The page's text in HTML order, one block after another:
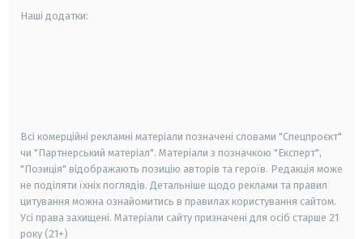
Наші додатки:
Всі комерційні рекламні матеріали позначені словами "Спецпроєкт"
чи "Партнерський матеріал". Матеріали з позначкою "Експерт",
"Позиція" відображають позицію авторів та героїв. Редакція може
не поділяти їхніх поглядів. Детальніше щодо реклами та правил
цитування можна ознайомитись в правилах користування сайтом.
Усі права захищені. Матеріали сайту призначені для осіб старше 21
року (21+)